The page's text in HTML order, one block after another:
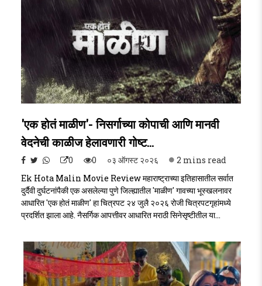
'एक होतं माळीण'- निसर्गाच्या कोपाची आणि मानवी
वेदनेची काळीज हेलावणारी गोष्ट...
0 0 ०३ ऑगस्ट २०२६
2 mins read
Ek Hota Malin Movie Review महाराष्ट्राच्या इतिहासातील सर्वात
दुर्दैवी दुर्घटनांपैकी एक असलेल्या पुणे जिल्ह्यातील 'माळीण' गावच्या भूस्खलनावर
आधारित 'एक होतं माळीण' हा चित्रपट २४ जुलै २०२६ रोजी चित्रपटगृहांमध्ये
प्रदर्शित झाला आहे. नैसर्गिक आपत्तीवर आधारित मराठी सिनेसृष्टीतील या
Hota Malin Movie Review..